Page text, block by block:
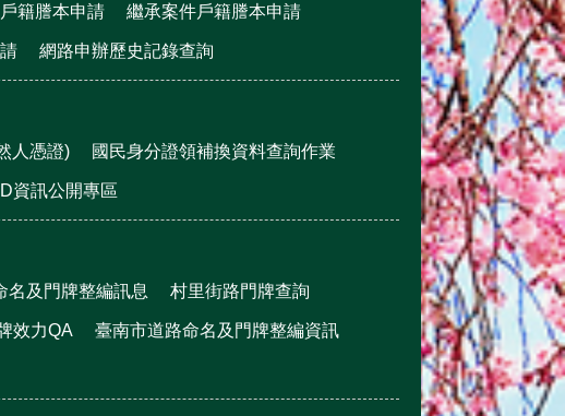
籍謄本申請 繼承案件戶籍謄本申請
網路申辦歷史記錄查詢
人憑證) 國民身分證領補換資料查詢作業
資訊公開專區
名及門牌整編訊息 村里街路門牌查詢
效力QA 臺南市道路命名及門牌整編資訊